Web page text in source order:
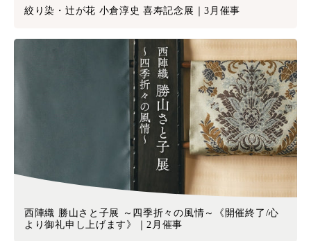
絞り染・辻が花 小倉淳史 喜寿記念展｜3月催事
西陣織 勝山さと子展 ～四季折々の風情～《開催終了/心
より御礼申し上げます》｜2月催事